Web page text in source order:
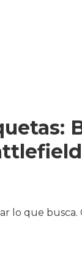
lo que